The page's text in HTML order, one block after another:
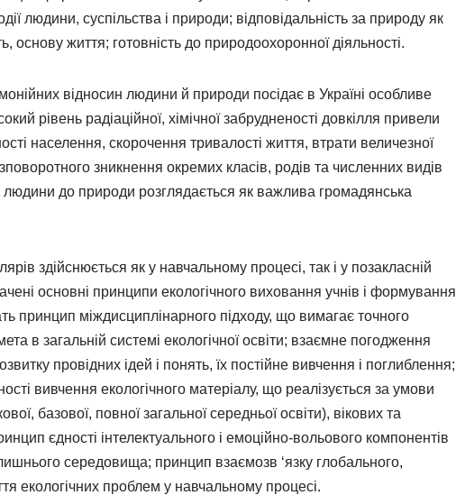
людини, суспільства і природи; відповідальність за природу як
основу життя; готовність до природоохоронної діяльності.
відносин людини й природи посідає в Україні особливе
рівень радіаційної, хімічної забрудненості довкілля привели
населення, скорочення тривалості життя, втрати величезної
зникнення окремих класів, родів та численних видів
людини до природи розглядається як важлива громадянська
здійснюється як у навчальному процесі, так і у позакласній
основні принципи екологічного виховання учнів і формування
принцип міждисциплінарного підходу, що вимагає точного
в загальній системі екологічної освіти; взаємне погодження
провідних ідей і понять, їх постійне вивчення і поглиблення;
вивчення екологічного матеріалу, що реалізується за умови
базової, повної загальної середньої освіти), вікових та
єдності інтелектуального і емоційно-вольового компонентів
середовища; принцип взаємозв ‘язку глобального,
екологічних проблем у навчальному процесі.